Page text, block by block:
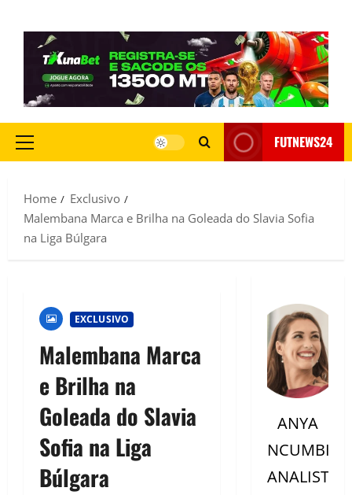
FUTNEWS24
Home
Exclusivo
Malembana Marca e Brilha na Goleada do Slavia Sofia
na Liga Búlgara
EXCLUSIVO
Malembana Marca
e Brilha na
Goleada do Slavia
Sofia na Liga
Búlgara
ANYA
NCUMBI
ANALISTC